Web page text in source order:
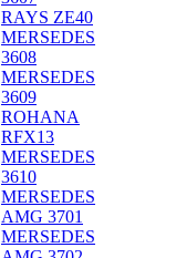
RAYS ZE40
MERSEDES
3608
MERSEDES
3609
ROHANA
RFX13
MERSEDES
3610
MERSEDES
AMG 3701
MERSEDES